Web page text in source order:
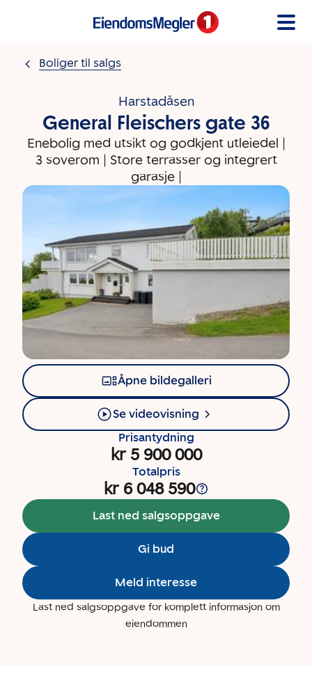
Boliger til salgs
Harstadåsen
General Fleischers gate 36
Enebolig med utsikt og godkjent utleiedel |
3 soverom | Store terrasser og integrert
garasje |
Åpne bildegalleri
Se videovisning
Prisantydning
kr 5 900 000
Totalpris
kr 6 048 590
Last ned salgsoppgave
Gi bud
Meld interesse
Last ned salgsoppgave for komplett informasjon om
eiendommen